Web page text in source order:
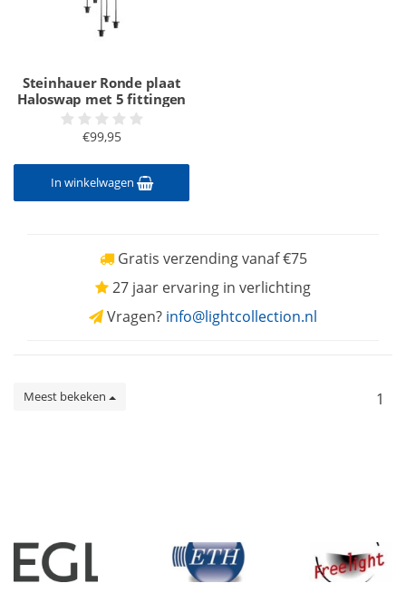
Steinhauer Ronde plaat
Haloswap met 5 fittingen
€99,95
In winkelwagen
Gratis verzending vanaf €75
27 jaar ervaring in verlichting
Vragen? info@lightcollection.nl
Meest bekeken 1